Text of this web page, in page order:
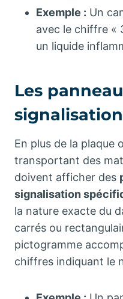
Exemple : Un
avec le chiffre «
un liquide
Les
En plus de la plaque
transportant des
doivent afficher des
signalisation
la nature exacte du
carrés ou
pictogramme
chiffres indiquant le